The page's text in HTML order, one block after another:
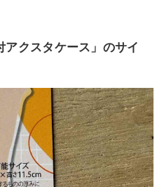
クスタケース」のサイ